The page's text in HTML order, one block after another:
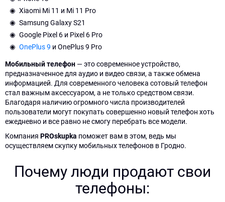
Xiaomi Mi 11 и Mi 11 Pro
Samsung Galaxy S21
Google Pixel 6 и Pixel 6 Pro
OnePlus 9 и OnePlus 9 Pro
Мобильный телефон — это современное устройство,
предназначенное для аудио и видео связи, а также обмена
информацией. Для современного человека сотовый телефон
стал важным аксессуаром, а не только средством связи.
Благодаря наличию огромного числа производителей
пользователи могут покупать совершенно новый телефон хоть
ежедневно и все равно не смогу перебрать все модели.
Компания PROskupka поможет вам в этом, ведь мы
осуществляем скупку мобильных телефонов в Гродно.
Почему люди продают свои
телефоны: